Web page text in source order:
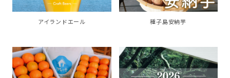
アイランドエール 種子島安納芋